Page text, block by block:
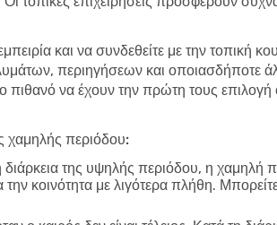
και να συνδεθείτε με την τοπική
περιηγήσεων και οποιασδήποτε
πιθανό να έχουν την πρώτη τους επιλογή
χαμηλής περιόδου:
διάρκεια της υψηλής περιόδου, η χαμηλή
κοινότητα με λιγότερα πλήθη.